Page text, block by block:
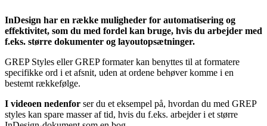
InDesign har en række muligheder for automatisering og
effektivitet, som du med fordel kan bruge, hvis du arbejder med
f.eks. større dokumenter og layoutopsætninger.
GREP Styles eller GREP formater kan benyttes til at formatere
specifikke ord i et afsnit, uden at ordene behøver komme i en
bestemt rækkefølge.
I videoen nedenfor ser du et eksempel på, hvordan du med GREP
styles kan spare masser af tid, hvis du f.eks. arbejder i et større